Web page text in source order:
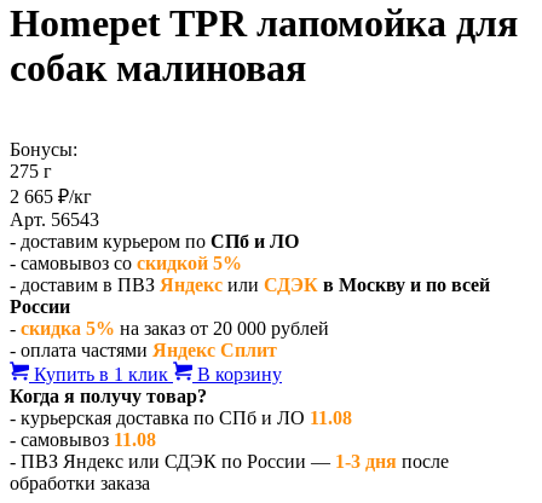
Homepet TPR лапомойка для
собак малиновая
Бонусы:
275 г
2 665 ₽/кг
Арт. 56543
- доставим курьером по СПб и ЛО
- самовывоз со скидкой 5%
- доставим в ПВЗ Яндекс или СДЭК в Москву и по всей
России
- скидка 5% на заказ от 20 000 рублей
- оплата частями Яндекс Сплит
Купить в 1 клик
В корзину
Когда я получу товар?
- курьерская доставка по СПб и ЛО 11.08
- самовывоз 11.08
- ПВЗ Яндекс или СДЭК по России — 1-3 дня после
обработки заказа